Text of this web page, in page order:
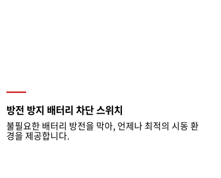
방전 방지 배터리 차단 스위치
불필요한 배터리 방전을 막아, 언제나 최적의 시동 환
경을 제공합니다.